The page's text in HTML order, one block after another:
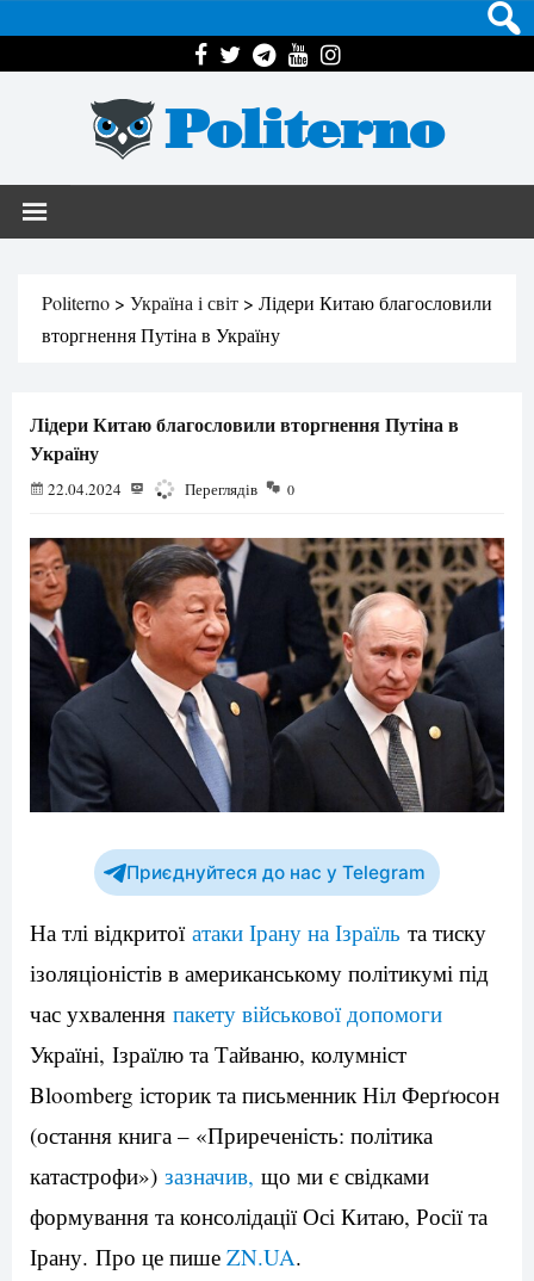
Politerno
Politerno > Україна і світ > Лідери Китаю благословили
вторгнення Путіна в Україну
Лідери Китаю благословили вторгнення Путіна в
Україну
22.04.2024 1021 Переглядів 0
Приєднуйтеся до нас у Telegram
На тлі відкритої атаки Ірану на Ізраїль та тиску
ізоляціоністів в американському політикумі під
час ухвалення пакету військової допомоги
Україні, Ізраїлю та Тайваню, колумніст
Bloomberg історик та письменник Ніл Ферґюсон
(остання книга – «Приреченість: політика
катастрофи») зазначив, що ми є свідками
формування та консолідації Осі Китаю, Росії та
Ірану. Про це пише ZN.UA.